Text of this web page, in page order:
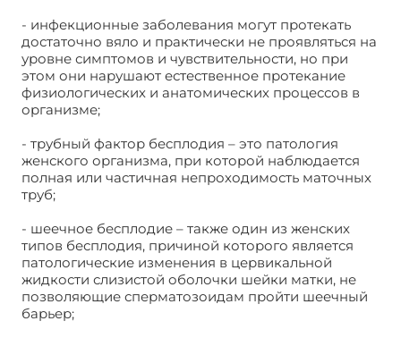
- инфекционные заболевания могут протекать
достаточно вяло и практически не проявляться на
уровне симптомов и чувствительности, но при
этом они нарушают естественное протекание
физиологических и анатомических процессов в
организме;
- трубный фактор бесплодия – это патология
женского организма, при которой наблюдается
полная или частичная непроходимость маточных
труб;
- шеечное бесплодие – также один из женских
типов бесплодия, причиной которого является
патологические изменения в цервикальной
жидкости слизистой оболочки шейки матки, не
позволяющие сперматозоидам пройти шеечный
барьер;